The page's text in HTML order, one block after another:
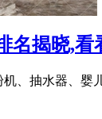
名揭晓,
、抽水器、